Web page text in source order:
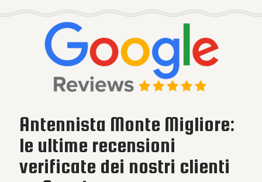
Antennista Monte Migliore:
le ultime recensioni
verificate dei nostri clienti